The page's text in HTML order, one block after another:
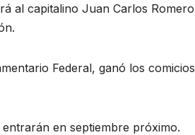
al capitalino Juan Carlos Romero
Federal, ganó los comicios
en septiembre próximo.